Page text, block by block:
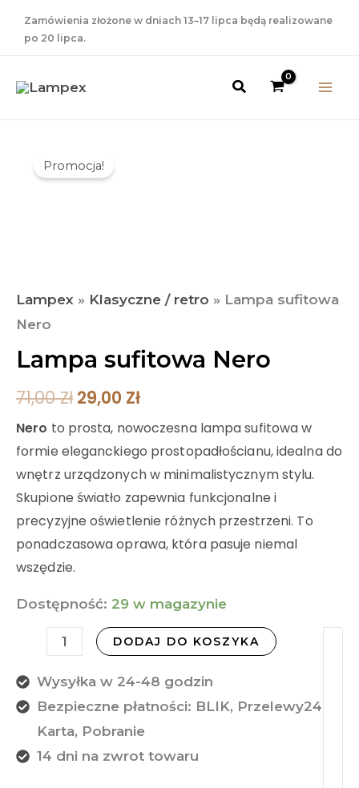
Zamówienia złożone w dniach 13–17 lipca będą realizowane
po 20 lipca.
Szukaj
Promocja!
Lampex » Klasyczne / retro » Lampa sufitowa
Nero
Lampa sufitowa Nero
71,00Zł
Cena
29,00 Zł
Nero to prosta, nowoczesna lampa sufitowa w
formie eleganckiego prostopadłościanu, idealna do
wnętrz urządzonych w minimalistycznym stylu.
Skupione światło zapewnia funkcjonalne i
precyzyjne oświetlenie różnych przestrzeni. To
ponadczasowa oprawa, która pasuje niemal
wszędzie.
Dostępność: 29 w magazynie
Lampa
DODAJ DO KOSZYKA
Wysyłka w 24-48 godzin
Bezpieczne płatności: BLIK, Przelewy24,
Karta, Pobranie
14 dni na zwrot towaru